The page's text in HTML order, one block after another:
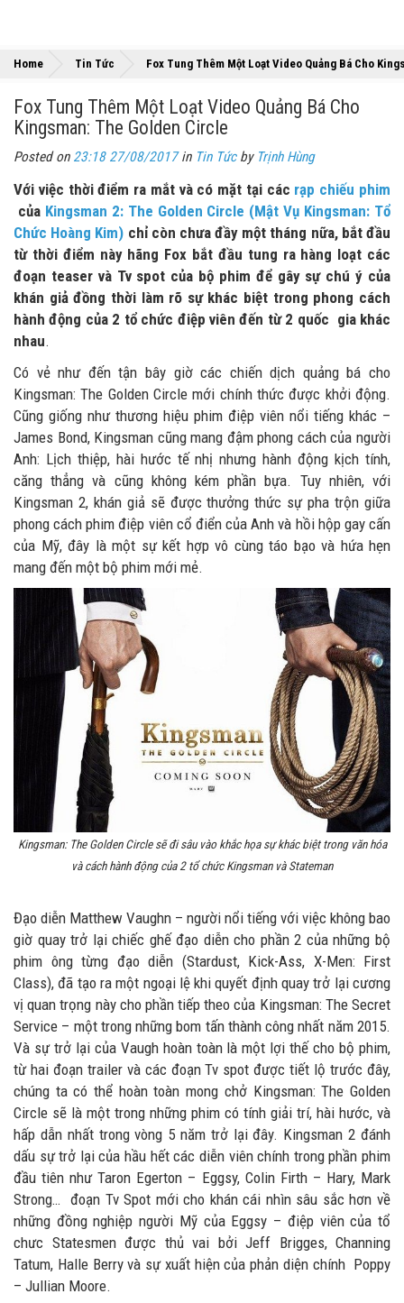
Home Tin Tức Fox Tung Thêm Một Loạt Video Quảng Bá Cho
Fox Tung Thêm Một Loạt Video Quảng Bá Cho
Kingsman: The Golden Circle
Posted on 23:18 27/08/2017in Tin Tứcby Trịnh Hùng
Với việc thời điểm ra mắt và có mặt tại các rạp chiếu phim
của Kingsman 2: The Golden Circle (Mật Vụ Kingsman: Tổ
Chức Hoàng Kim) chỉ còn chưa đầy một tháng nữa, bắt đầu
từ thời điểm này hãng Fox bắt đầu tung ra hàng loạt các
đoạn teaser và Tv spot của bộ phim để gây sự chú ý của
khán giả đồng thời làm rõ sự khác biệt trong phong cách
hành động của 2 tổ chức điệp viên đến từ 2 quốc gia khác
nhau.
Có vẻ như đến tận bây giờ các chiến dịch quảng bá cho
Kingsman: The Golden Circle mới chính thức được khởi động.
Cũng giống như thương hiệu phim điệp viên nổi tiếng khác –
James Bond, Kingsman cũng mang đậm phong cách của người
Anh: Lịch thiệp, hài hước tế nhị nhưng hành động kịch tính,
căng thẳng và cũng không kém phần bựa. Tuy nhiên, với
Kingsman 2, khán giả sẽ được thưởng thức sự pha trộn giữa
phong cách phim điệp viên cổ điển của Anh và hồi hộp gay cấn
của Mỹ, đây là một sự kết hợp vô cùng táo bạo và hứa hẹn
mang đến một bộ phim mới mẻ.
Kingsman: The Golden Circle sẽ đi sâu vào khắc họa sự khác biệt trong văn hóa
và cách hành động của 2 tổ chức Kingsman và Stateman
Đạo diễn Matthew Vaughn – người nổi tiếng với việc không bao
giờ quay trở lại chiếc ghế đạo diễn cho phần 2 của những bộ
phim ông từng đạo diễn (Stardust, Kick-Ass, X-Men: First
Class), đã tạo ra một ngoại lệ khi quyết định quay trở lại cương
vị quan trọng này cho phần tiếp theo của Kingsman: The Secret
Service – một trong những bom tấn thành công nhất năm 2015.
Và sự trở lại của Vaugh hoàn toàn là một lợi thế cho bộ phim,
từ hai đoạn trailer và các đoạn Tv spot được tiết lộ trước đây,
chúng ta có thể hoàn toàn mong chở Kingsman: The Golden
Circle sẽ là một trong những phim có tính giải trí, hài hước, và
hấp dẫn nhất trong vòng 5 năm trở lại đây. Kingsman 2 đánh
dấu sự trở lại của hầu hết các diễn viên chính trong phần phim
đầu tiên như Taron Egerton – Eggsy, Colin Firth – Hary, Mark
Strong… đoạn Tv Spot mới cho khán cái nhìn sâu sắc hơn về
những đồng nghiệp người Mỹ của Eggsy – điệp viên của tổ
chưc Statesmen được thủ vai bởi Jeff Brigges, Channing
Tatum, Halle Berry và sự xuất hiện của phản diện chính Poppy
– Jullian Moore.